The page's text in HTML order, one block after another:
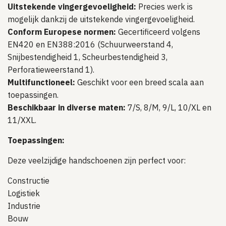
Uitstekende vingergevoeligheid: Precies werk is
mogelijk dankzij de uitstekende vingergevoeligheid.
Conform Europese normen: Gecertificeerd volgens
EN420 en EN388:2016 (Schuurweerstand 4,
Snijbestendigheid 1, Scheurbestendigheid 3,
Perforatieweerstand 1).
Multifunctioneel: Geschikt voor een breed scala aan
toepassingen.
Beschikbaar in diverse maten: 7/S, 8/M, 9/L, 10/XL en
11/XXL.
Toepassingen:
Deze veelzijdige handschoenen zijn perfect voor:
Constructie
Logistiek
Industrie
Bouw